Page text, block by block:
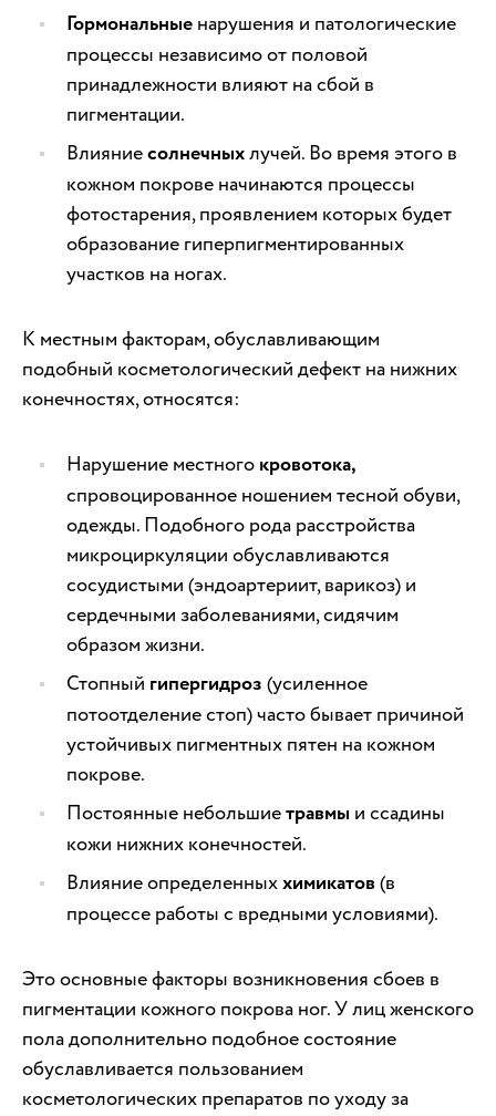
Гормональные нарушения и патологические
процессы независимо от половой
принадлежности влияют на сбой в
пигментации.
Влияниесолнечныхлучей. Во время этого в
кожном покрове начинаются процессы
фотостарения, проявлением которых будет
образование гиперпигментированных
участков на ногах.
К местным факторам, обуславливающим
подобный косметологический дефект на нижних
конечностях, относятся:
Нарушение местного кровотока,
спровоцированное ношением тесной обуви,
одежды. Подобного рода расстройства
микроциркуляции обуславливаются
сосудистыми (эндоартериит, варикоз) и
сердечными заболеваниями, сидячим
образом жизни.
Стопный гипергидроз (усиленное
потоотделение стоп) часто бывает причиной
устойчивых пигментных пятен на кожном
покрове.
Постоянные небольшиетравмы и ссадины
кожи нижних конечностей.
Влияние определенныххимикатов(в
процессе работы с вредными условиями).
Это основные факторы возникновения сбоев в
пигментации кожного покрова ног. У лиц женского
пола дополнительно подобное состояние
обуславливается пользованием
косметологических препаратов по уходу за